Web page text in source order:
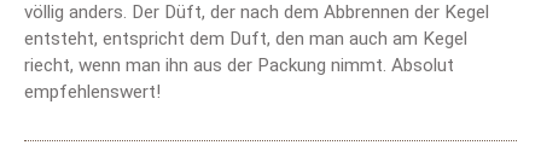
völlig anders. Der Düft, der nach dem Abbrennen der Kegel
entsteht, entspricht dem Duft, den man auch am Kegel
riecht, wenn man ihn aus der Packung nimmt. Absolut
empfehlenswert!